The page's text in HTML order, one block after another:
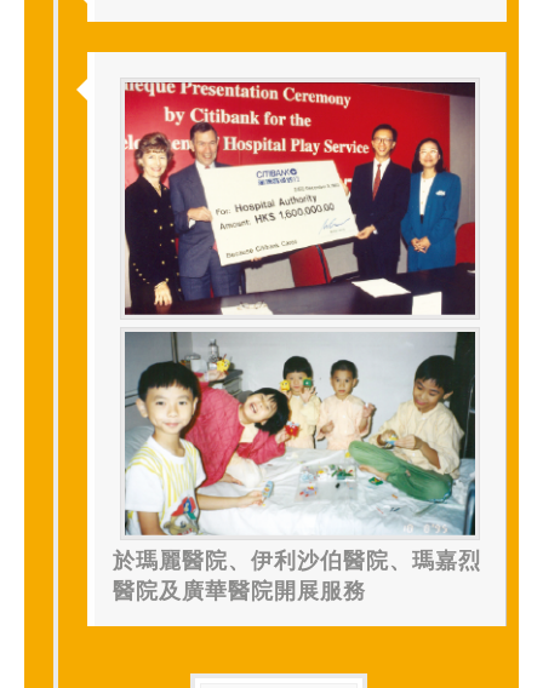
於瑪麗醫院、伊利沙伯醫院、瑪嘉烈
醫院及廣華醫院開展服務